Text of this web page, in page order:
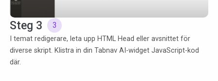
Steg 3 3
I temat redigerare, leta upp HTML Head eller avsnittet för
diverse skript. Klistra in din Tabnav AI-widget JavaScript-kod
där.